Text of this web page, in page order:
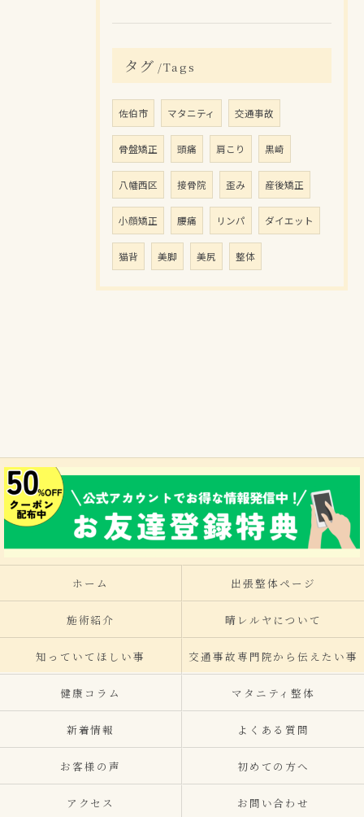
タグ Tags
佐伯市 マタニティ 交通事故
骨盤矯正 頭痛 肩こり 黒崎
八幡西区 接骨院 歪み 産後矯正
小顔矯正 腰痛 リンパ ダイエット
猫背 美脚 美尻 整体
ホーム 出張整体ページ
施術紹介 晴レルヤについて
知っていてほしい事 交通事故専門院から伝えたい事
健康コラム マタニティ整体
新着情報 よくある質問
お客様の声 初めての方へ
アクセス お問い合わせ